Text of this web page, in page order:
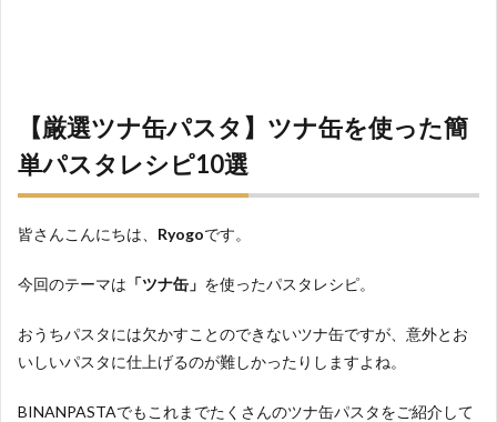
【厳選ツナ缶パスタ】ツナ缶を使った簡
単パスタレシピ10選
皆さんこんにちは、 Ryogoです。
今回のテーマは 「ツナ缶」 を使ったパスタレシピ。
おうちパスタには欠かすことのできないツナ缶ですが、意外とお
いしいパスタに仕上げるのが難しかったりしますよね。
BINANPASTAでもこれまでたくさんのツナ缶パスタをご紹介して